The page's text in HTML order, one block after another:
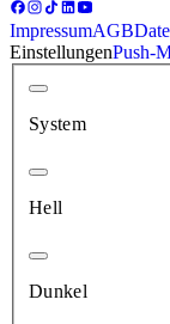
ImpressumAGB
EinstellungenPush-
System
Hell
Dunkel